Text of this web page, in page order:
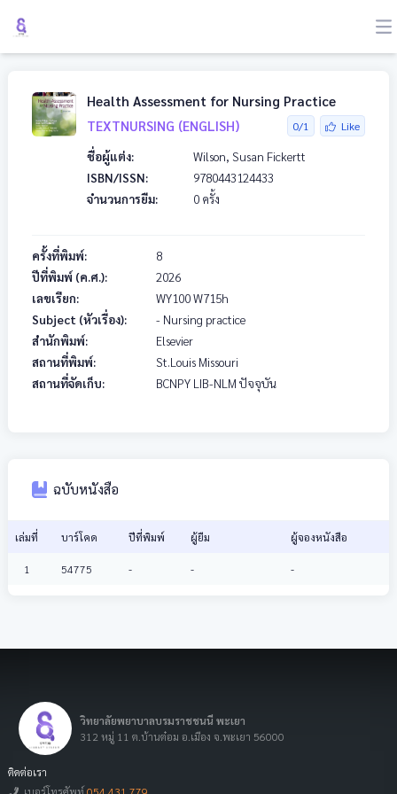
Health Assessment for Nursing Practice
TEXTNURSING (ENGLISH)
0/1 Like
ชื่อผู้แต่ง:
Wilson, Susan Fickertt
ISBN/ISSN:
9780443124433
จำนวนการยืม:
0 ครั้ง
ครั้งที่พิมพ์:
8
ปีที่พิมพ์ (ค.ศ.):
2026
เลขเรียก:
WY100W715h
Subject (หัวเรื่อง):
- Nursing practice
สำนักพิมพ์:
Elsevier
สถานที่พิมพ์:
St.Louis Missouri
สถานที่จัดเก็บ:
BCNPY LIB-NLM ปัจจุบัน
ฉบับหนังสือ
เล่มที่ บาร์โคด ปีที่พิมพ์ ผู้ยืม ผู้จองหนังสือ
1 54775 - - -
วิทยาลัยพยาบาลบรมราชชนนี พะเยา
312 หมู่ 11 ต.บ้านต๋อม อ.เมือง จ.พะเยา 56000
ติดต่อเรา